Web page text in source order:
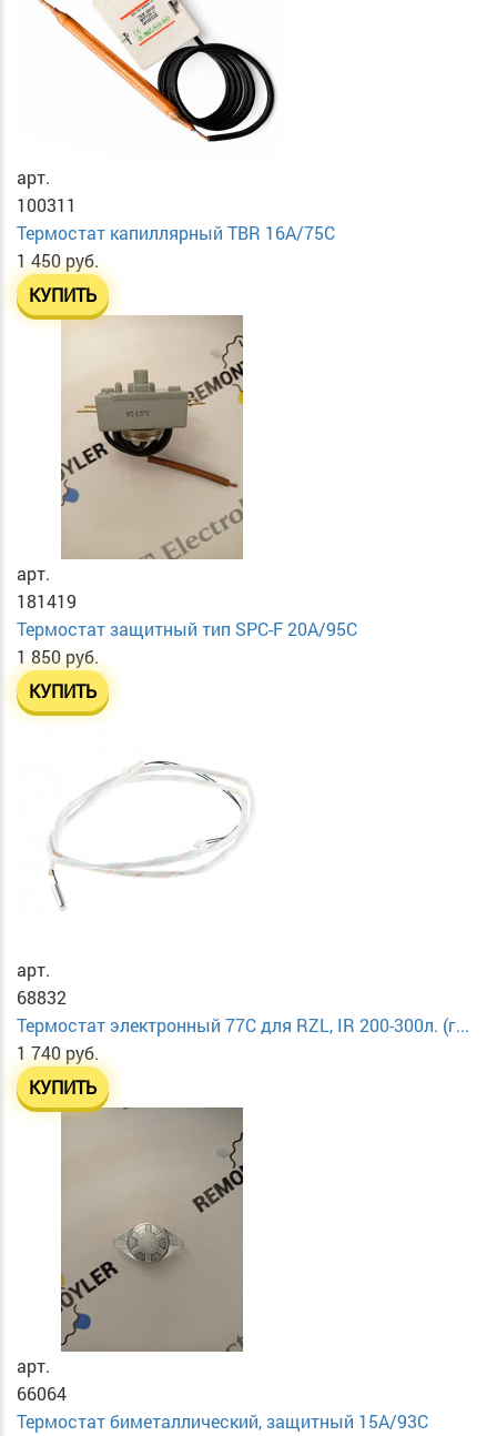
арт.
100311
Термостат капиллярный TBR 16A/75C
1 450 руб.
КУПИТЬ
арт.
181419
Термостат защитный тип SPC-F 20A/95C
1 850 руб.
КУПИТЬ
арт.
68832
Термостат электронный 77C для RZL, IR 200-300л. (г...
1 740 руб.
КУПИТЬ
арт.
66064
Термостат биметаллический, защитный 15А/93С